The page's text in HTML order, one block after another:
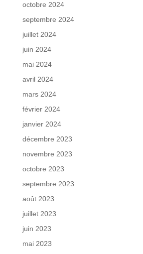
octobre 2024
septembre 2024
juillet 2024
juin 2024
mai 2024
avril 2024
mars 2024
février 2024
janvier 2024
décembre 2023
novembre 2023
octobre 2023
septembre 2023
août 2023
juillet 2023
juin 2023
mai 2023